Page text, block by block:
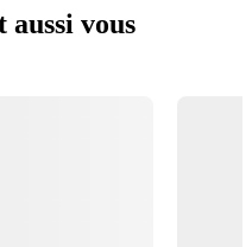
aussi vous